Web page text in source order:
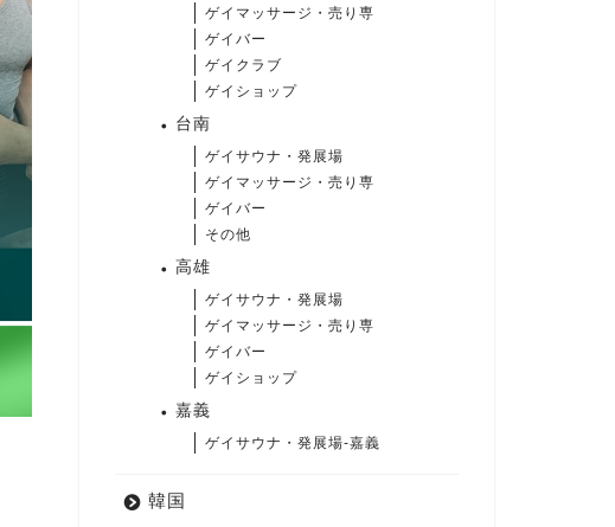
ゲイマッサージ・売り専
ゲイバー
ゲイクラブ
ゲイショップ
台南
ゲイサウナ・発展場
ゲイマッサージ・売り専
ゲイバー
その他
高雄
ゲイサウナ・発展場
ゲイマッサージ・売り専
ゲイバー
ゲイショップ
嘉義
ゲイサウナ・発展場-嘉義
韓国